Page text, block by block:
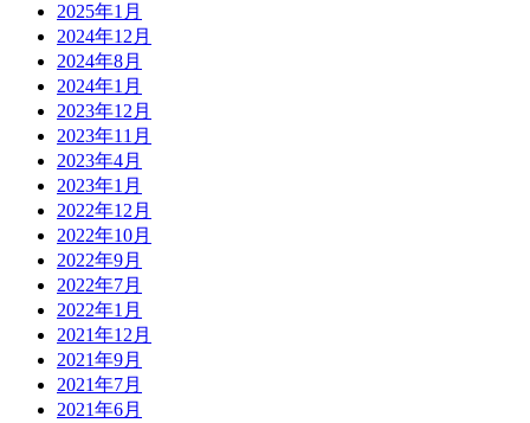
2025年1月
2024年12月
2024年8月
2024年1月
2023年12月
2023年11月
2023年4月
2023年1月
2022年12月
2022年10月
2022年9月
2022年7月
2022年1月
2021年12月
2021年9月
2021年7月
2021年6月